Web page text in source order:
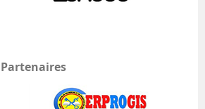
Partenaires